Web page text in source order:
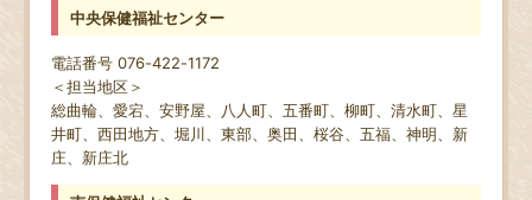
中央保健福祉センター
電話番号 076-422-1172
＜担当地区＞
総曲輪、愛宕、安野屋、八人町、五番町、柳町、清水町、星
井町、西田地方、堀川、東部、奥田、桜谷、五福、神明、新
庄、新庄北